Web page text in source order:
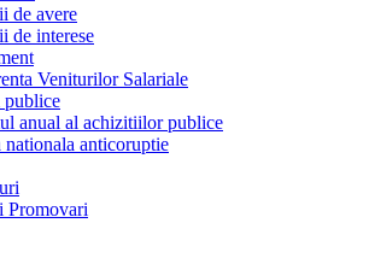
de avere
de interese
Veniturilor Salariale
anual al achizitiilor publice
nationala anticoruptie
Promovari